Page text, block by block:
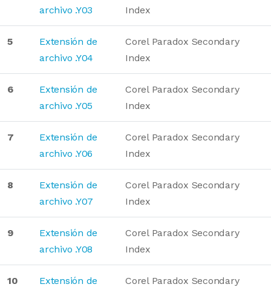
archivo .Y03
Index
5
Extensión de
archivo .Y04
Corel Paradox Secondary
Index
6
Extensión de
archivo .Y05
Corel Paradox Secondary
Index
7
Extensión de
archivo .Y06
Corel Paradox Secondary
Index
8
Extensión de
archivo .Y07
Corel Paradox Secondary
Index
9
Extensión de
archivo .Y08
Corel Paradox Secondary
Index
10
Extensión de
Corel Paradox Secondary